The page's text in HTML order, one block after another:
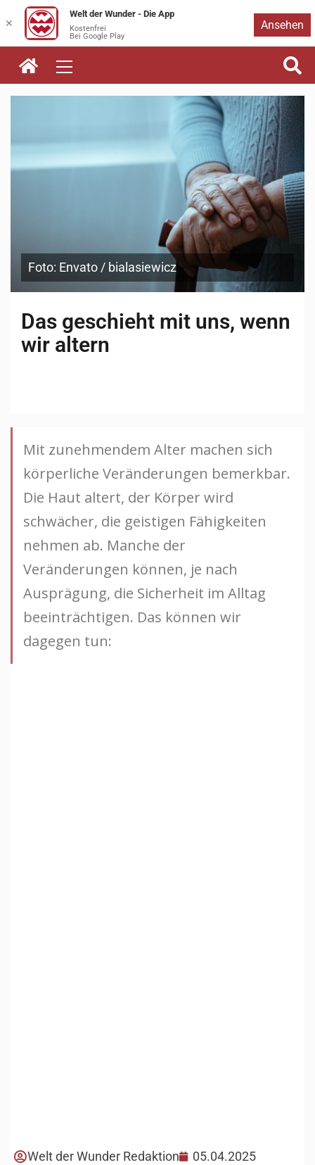
Zum
Inhalt
springen
Foto: Envato / bialasiewicz
Das geschieht mit uns, wenn
wir altern
Mit zunehmendem Alter machen sich
körperliche Veränderungen bemerkbar.
Die Haut altert, der Körper wird
schwächer, die geistigen Fähigkeiten
nehmen ab. Manche der
Veränderungen können, je nach
Ausprägung, die Sicherheit im Alltag
beeinträchtigen. Das können wir
dagegen tun:
Welt der Wunder Redaktion 05.04.2025
✕
Welt der Wunder - Die App
Kostenfrei
Bei Google Play
Ansehen